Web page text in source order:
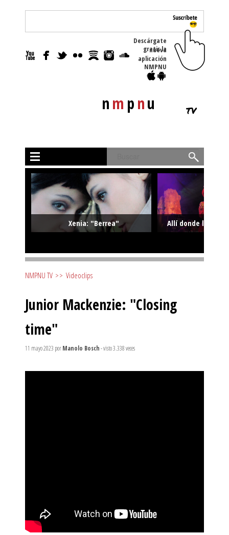
nm pnu tv
Descárgate
gratis la nueva
aplicación
NMPNU
Xenia: "Berrea" Allí donde la
NMPNU TV >> Videoclips
Junior Mackenzie: "Closing
time"
11 mayo 2023 porManolo Bosch- visto 3.338 veces